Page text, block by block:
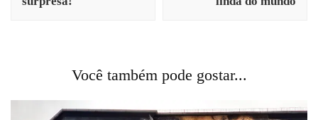
Você também pode gostar...